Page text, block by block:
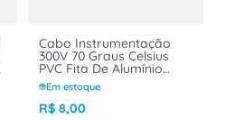
Cabo Instrumentação
300V 70 Graus Celsius
PVC Fita De Alumínio
Poliéster 1tx1mm Preto
301MAFR Poliron Belden
Em estoque
R$ 8,00